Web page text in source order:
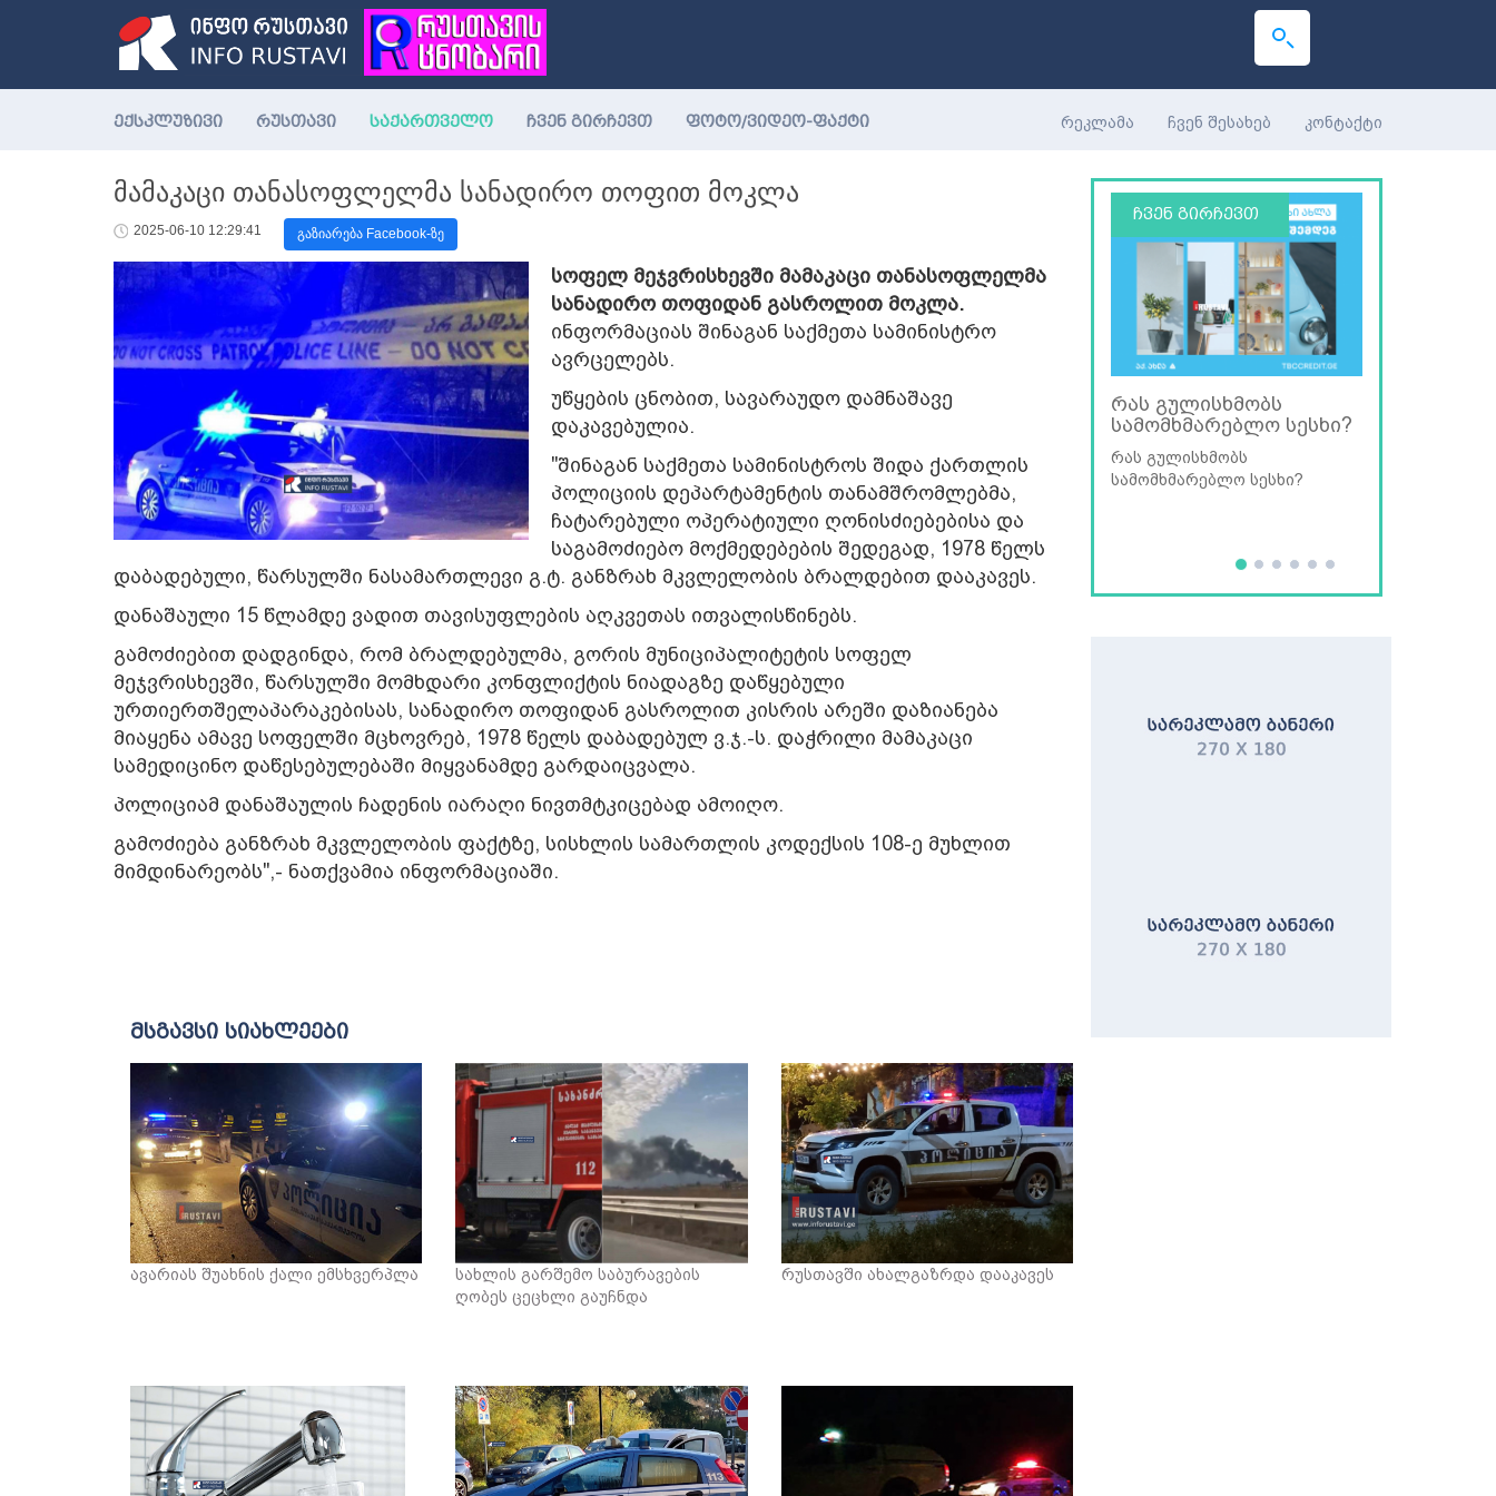
ექსკლუზივი რუსთავი საქართველო(current)ჩვენ გირჩევთ ფოტო/ვიდეო-ფაქტი რეკლამა ჩვენ შესახებ კონტაქტი
მამაკაცი თანასოფლელმა სანადირო თოფით მოკლა
2025-06-10 12:29:41 გაზიარება Facebook-ზე
სოფელ მეჯვრისხევში მამაკაცი თანასოფლელმა
სანადირო თოფიდან გასროლით მოკლა.
ინფორმაციას შინაგან საქმეთა სამინისტრო
ავრცელებს.
უწყების ცნობით, სავარაუდო დამნაშავე
დაკავებულია.
"შინაგან საქმეთა სამინისტროს შიდა ქართლის
პოლიციის დეპარტამენტის თანამშრომლებმა,
ჩატარებული ოპერატიული ღონისძიებებისა და
საგამოძიებო მოქმედებების შედეგად, 1978 წელს
დაბადებული, წარსულში ნასამართლევი გ.ტ. განზრახ მკვლელობის ბრალდებით დააკავეს.
დანაშაული 15 წლამდე ვადით თავისუფლების აღკვეთას ითვალისწინებს.
გამოძიებით დადგინდა, რომ ბრალდებულმა, გორის მუნიციპალიტეტის სოფელ
მეჯვრისხევში, წარსულში მომხდარი კონფლიქტის ნიადაგზე დაწყებული
ურთიერთშელაპარაკებისას, სანადირო თოფიდან გასროლით კისრის არეში დაზიანება
მიაყენა ამავე სოფელში მცხოვრებ, 1978 წელს დაბადებულ ვ.ჯ.-ს. დაჭრილი მამაკაცი
სამედიცინო დაწესებულებაში მიყვანამდე გარდაიცვალა.
პოლიციამ დანაშაულის ჩადენის იარაღი ნივთმტკიცებად ამოიღო.
გამოძიება განზრახ მკვლელობის ფაქტზე, სისხლის სამართლის კოდექსის 108-ე მუხლით
მიმდინარეობს",- ნათქვამია ინფორმაციაში.
მსგავსი სიახლეები
ავარიას შუახნის ქალი ემსხვერპლა
სახლის გარშემო საბურავების
ღობეს ცეცხლი გაუჩნდა
რუსთავში ახალგაზრდა დააკავეს
ჩვენ გირჩევთ
რას გულისხმობს
სამომხმარებლო სესხი?
რას გულისხმობს
სამომხმარებლო სესხი?